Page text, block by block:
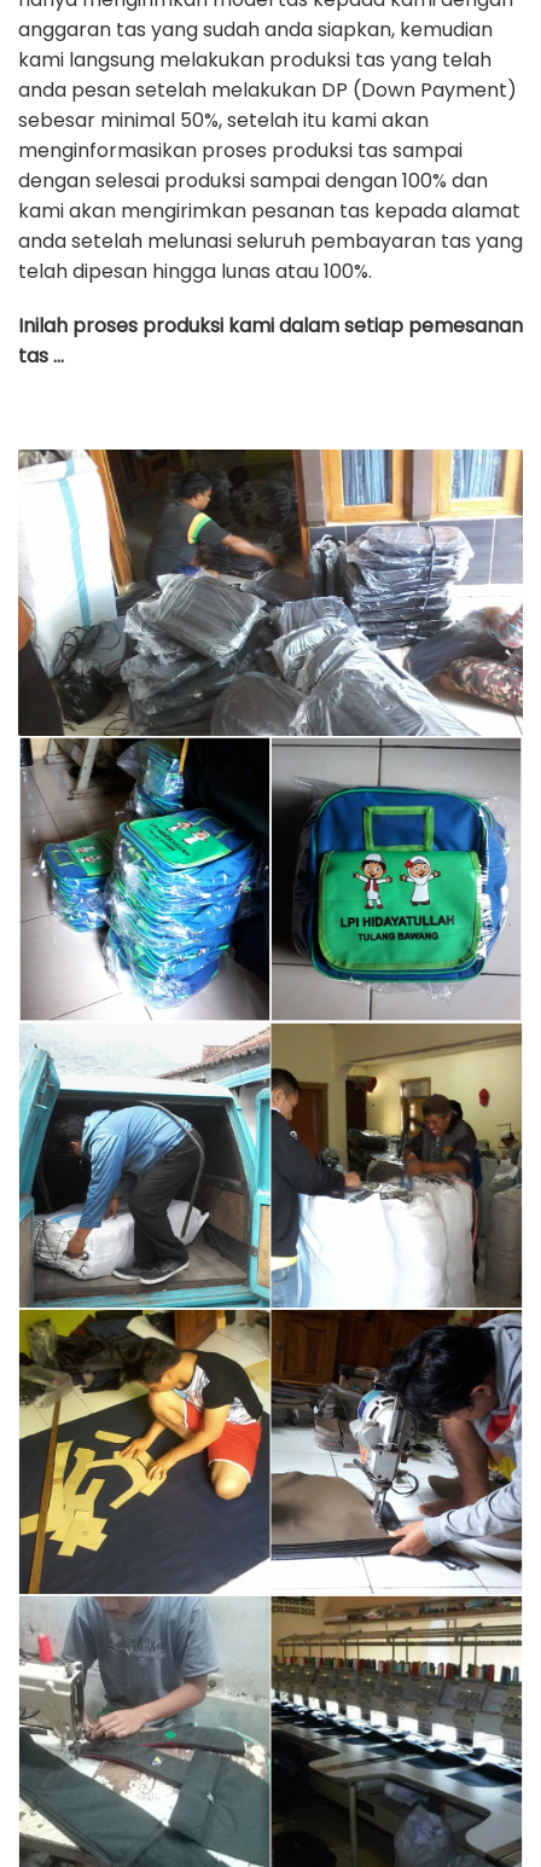
anggaran tas yang sudah anda siapkan, kemudian
kami langsung melakukan produksi tas yang telah
anda pesan setelah melakukan DP (Down Payment)
sebesar minimal 50%, setelah itu kami akan
menginformasikan proses produksi tas sampai
dengan selesai produksi sampai dengan 100% dan
kami akan mengirimkan pesanan tas kepada alamat
anda setelah melunasi seluruh pembayaran tas yang
telah dipesan hingga lunas atau 100%.
Inilah proses produksi kami dalam setiap pemesanan
tas …